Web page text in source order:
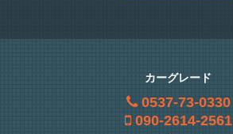
カーグレード
0537-73-0330
090-2614-2561